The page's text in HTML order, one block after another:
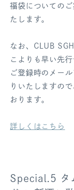
福袋についての
たします。
なお、CLUB
こよりも早い先
ご登録時のメー
りいたしますの
おります。
詳しくはこちら
Special.5 タ